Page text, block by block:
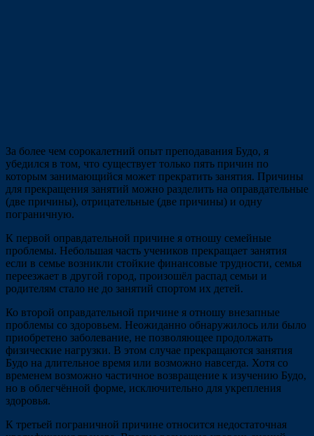
За более чем сорокалетний опыт преподавания Будо, я
убедился в том, что существует только пять причин по
которым занимающийся может прекратить занятия. Причины
для прекращения занятий можно разделить на оправдательные
(две причины), отрицательные (две причины) и одну
пограничную.
К первой оправдательной причине я отношу семейные
проблемы. Небольшая часть учеников прекращает занятия
если в семье возникли стойкие финансовые трудности, семья
переезжает в другой город, произошёл распад семьи и
родителям стало не до занятий спортом их детей.
Ко второй оправдательной причине я отношу внезапные
проблемы со здоровьем. Неожиданно обнаружилось или было
приобретено заболевание, не позволяющее продолжать
физические нагрузки. В этом случае прекращаются занятия
Будо на длительное время или возможно навсегда. Хотя со
временем возможно частичное возвращение к изучению Будо,
но в облегчённой форме, исключительно для укрепления
здоровья.
К третьей пограничной причине относится недостаточная